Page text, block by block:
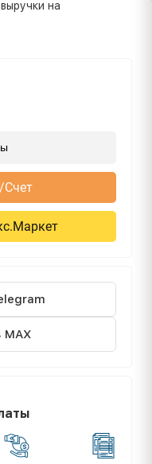
на
Счет
MAX